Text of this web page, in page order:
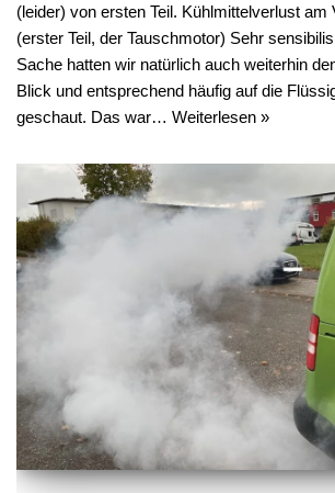
(leider) von ersten Teil. Kühlmittelverlust am
(erster Teil, der Tauschmotor) Sehr
Sache hatten wir natürlich auch weiterhin
Blick und entsprechend häufig auf die
geschaut. Das war… Weiterlesen »